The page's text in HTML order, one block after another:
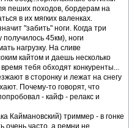
пеших походов, бордерам на
в их мягких валенках.
"забить" ноги. Когда три
получилось 45км), ноги
нагрузку. На сливе
кайтом и даешь несколько
тебя обходят конкуренты...
в сторонку и лежат на снегу
Почему-то говорят, что
- кайф - релакс и
Каймановский) триммер - в гонке
очень часто, а ремни не